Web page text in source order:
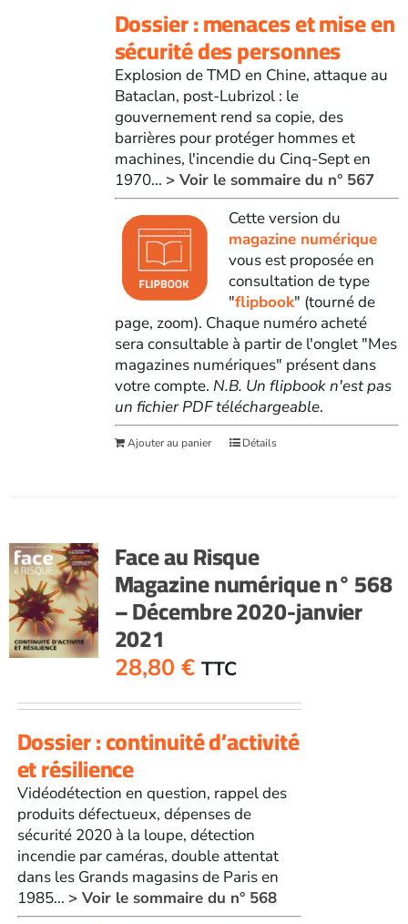
Dossier : menaces et mise en
sécurité des personnes
Explosion de TMD en Chine, attaque au
Bataclan, post-Lubrizol : le
gouvernement rend sa copie, des
barrières pour protéger hommes et
machines, l'incendie du Cinq-Sept en
1970... > Voir le sommaire du n° 567
Cette version du
magazine numérique
vous est proposée en
consultation de type
"flipbook" (tourné de
page, zoom). Chaque numéro acheté
sera consultable à partir de l'onglet "Mes
magazines numériques" présent dans
votre compte. N.B. Un flipbook n'est pas
un fichier PDF téléchargeable.
Ajouter au panier Détails
Face au Risque
Magazine numérique n° 568
– Décembre 2020-janvier
2021
28,80 € TTC
Dossier : continuité d’activité
et résilience
Vidéodétection en question, rappel des
produits défectueux, dépenses de
sécurité 2020 à la loupe, détection
incendie par caméras, double attentat
dans les Grands magasins de Paris en
1985... > Voir le sommaire du n° 568